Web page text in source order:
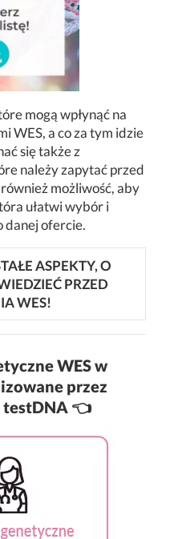
mogą wpłynąć na
WES, a co za tym idzie
się także z
należy zapytać przed
możliwość, aby
ułatwi wybór i
danej ofercie.
ASPEKTY, O
PRZED
WES!
WES w
przez
👈